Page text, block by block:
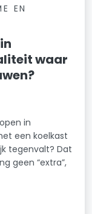
EN
waar
in
een koelkast
tegenvalt? Dat
geen “extra”,